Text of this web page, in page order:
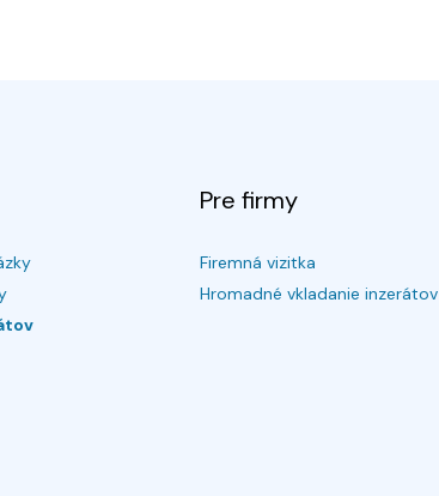
Pre firmy
Firemná vizitka
Hromadné vkladanie inzerátov